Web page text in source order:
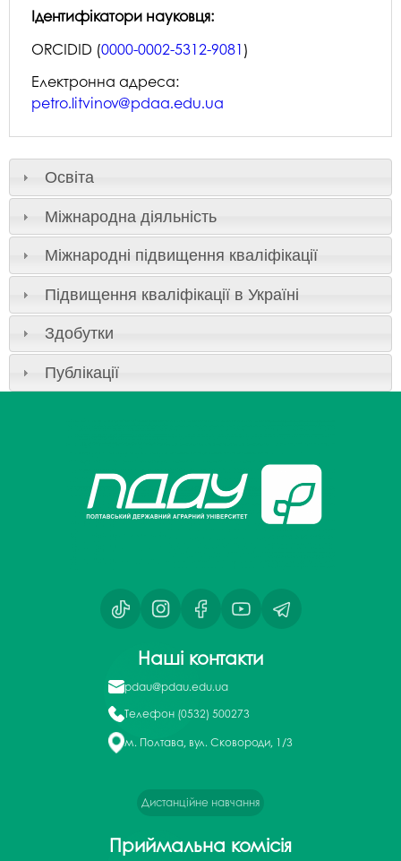
Ідентифікатори науковця:
ORCIDID (0000-0002-5312-9081)
Електронна адреса:
petro.litvinov@pdaa.edu.ua
Освіта
Міжнародна діяльність
Міжнародні підвищення кваліфікації
Підвищення кваліфікації в Україні
Здобутки
Публікації
Наші контакти
pdau@pdau.edu.ua
Телефон (0532) 500273
м. Полтава, вул. Сковороди, 1/3
Дистанційне навчання
Приймальна комісія